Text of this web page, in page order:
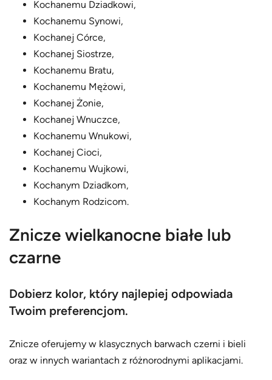
Kochanemu Dziadkowi,
Kochanemu Synowi,
Kochanej Córce,
Kochanej Siostrze,
Kochanemu Bratu,
Kochanemu Mężowi,
Kochanej Żonie,
Kochanej Wnuczce,
Kochanemu Wnukowi,
Kochanej Cioci,
Kochanemu Wujkowi,
Kochanym Dziadkom,
Kochanym Rodzicom.
Znicze wielkanocne białe lub
czarne
Dobierz kolor, który najlepiej odpowiada
Twoim preferencjom.
Znicze oferujemy w klasycznych barwach czerni i bieli
oraz w innych wariantach z różnorodnymi aplikacjami.